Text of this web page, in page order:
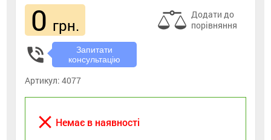
0 грн.
Додати до
порівняння
phone_in_talk
Запитати
консультацію
Артикул:4077
close Немає в наявності